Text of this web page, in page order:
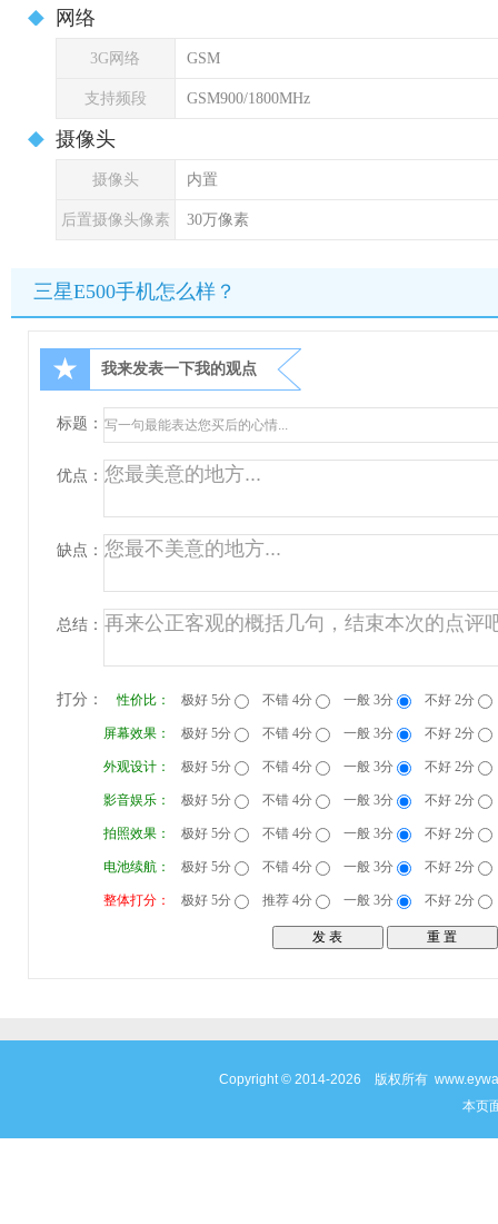
网络
3G网络 GSM
支持频段 GSM900/1800MHz
摄像头
摄像头 内置
后置摄像头像素 30万像素
三星E500手机怎么样？
★ 我来发表一下我的观点
标题：
优点：
缺点：
总结：
打分： 性价比： 极好 5分 不错 4分 一般 3分 不好 2分
屏幕效果： 极好 5分 不错 4分 一般 3分 不好 2分
外观设计： 极好 5分 不错 4分 一般 3分 不好 2分
影音娱乐： 极好 5分 不错 4分 一般 3分 不好 2分
拍照效果： 极好 5分 不错 4分 一般 3分 不好 2分
电池续航： 极好 5分 不错 4分 一般 3分 不好 2分
整体打分： 极好 5分 推荐 4分 一般 3分 不好 2分
Copyright © 2014-2026 版权所有
本页